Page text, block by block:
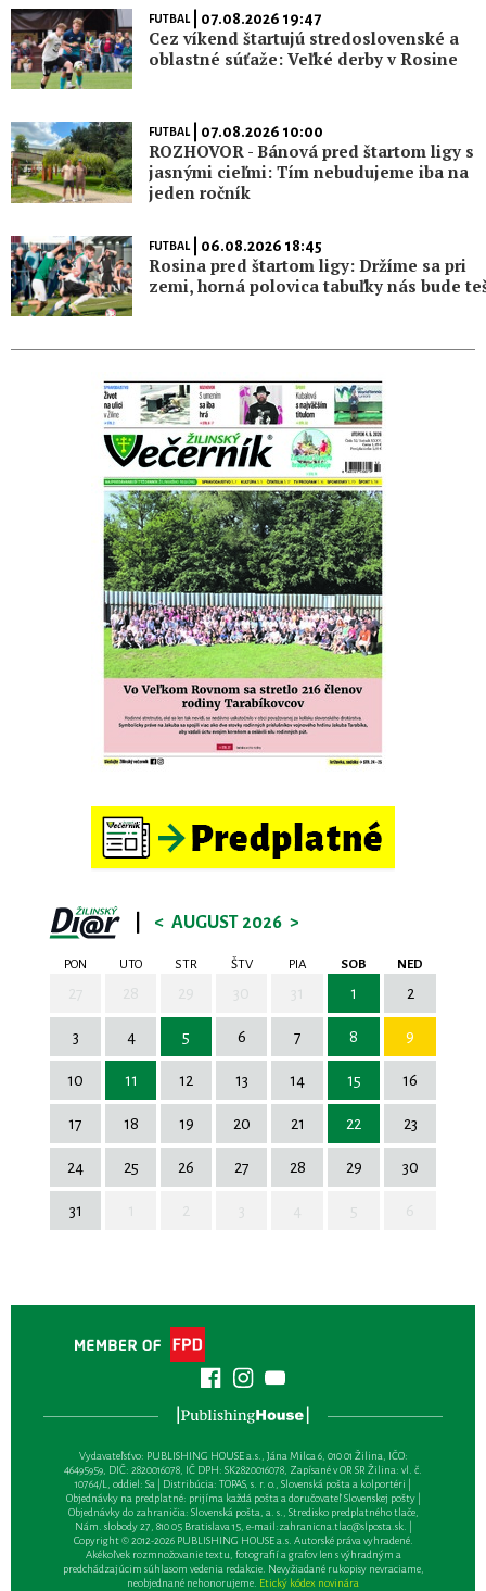
FUTBAL| 07.08.2026 19:47
Cez víkend štartujú stredoslovenské a
oblastné súťaže: Veľké derby v Rosine
FUTBAL| 07.08.2026 10:00
ROZHOVOR - Bánová pred štartom ligy s
jasnými cieľmi: Tím nebudujeme iba na
jeden ročník
FUTBAL| 06.08.2026 18:45
Rosina pred štartom ligy: Držíme sa pri
zemi, horná polovica tabuľky nás bude
< AUGUST 2026 >
PON UTO STR ŠTV PIA SOB NED
1 2
3 4 5 6 7 8 9
10 11 12 13 14 15 16
17 18 19 20 21 22 23
24 25 26 27 28 29 30
31
Vydavateľsťvo: PUBLISHING HOUSE a.s., Jána Milca 6, 010 01 Žilina, IČO:
46495959, DIČ: 2820016078, IČ DPH: SK2820016078, Zapísané v OR SR Žilina: vl. č.
10764/L, oddiel: Sa | Distribúcia: TOPAS, s. r. o., Slovenská pošta a kolportéri |
Objednávky na predplatné: prijíma každá pošta a doručovateľ Slovenskej pošty |
Objednávky do zahraničia: Slovenská pošta, a. s., Stredisko predplatného tlače,
Nám. slobody 27, 810 05 Bratislava 15, e-mail:zahranicna.tlac@slposta.sk. |
Copyright © 2012-2026 PUBLISHING HOUSE a.s. Autorské práva vyhradené.
Akékoľvek rozmnožovanie textu, fotografií a grafov len s výhradným a
predchádzajúcim súhlasom vedenia redakcie. Nevyžiadané rukopisy nevraciame,
neobjednané nehonorujeme. Etický kódex novinára